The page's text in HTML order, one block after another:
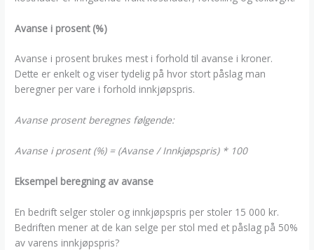
Avanse i prosent (%)
Avanse i prosent brukes mest i forhold til avanse i kroner.
Dette er enkelt og viser tydelig på hvor stort påslag man
beregner per vare i forhold innkjøpspris.
Avanse prosent beregnes følgende:
Avanse i prosent (%) = (Avanse / Innkjøpspris) * 100
Eksempel beregning av avanse
En bedrift selger stoler og innkjøpspris per stoler 15 000 kr.
Bedriften mener at de kan selge per stol med et påslag på 50%
av varens innkjøpspris?